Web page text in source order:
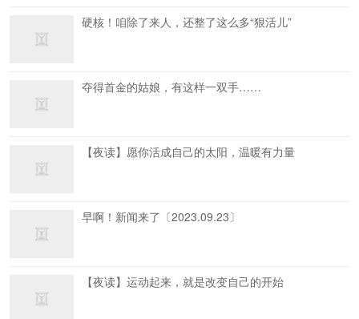
硬核！咱除了来人，还整了这么多“狠活儿”
夺得首金的姑娘，有这样一双手……
【夜读】愿你活成自己的太阳，温暖有力量
早啊！新闻来了〔2023.09.23〕
【夜读】运动起来，就是改变自己的开始